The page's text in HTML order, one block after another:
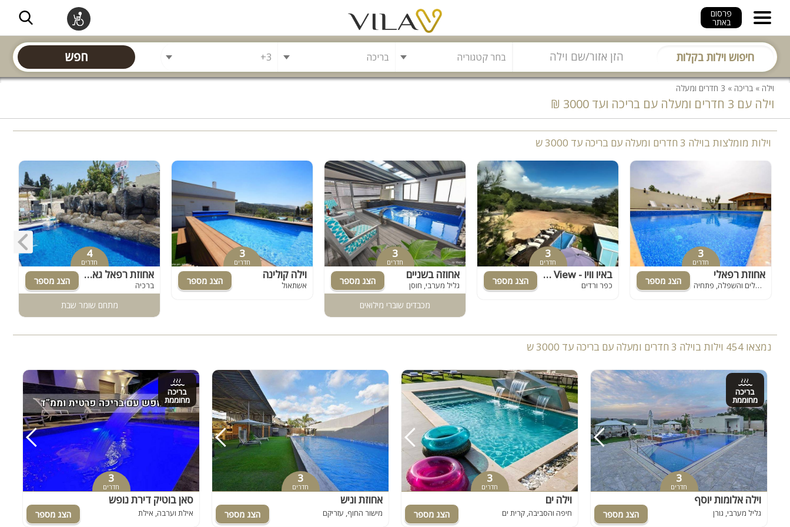
פרסום
באתר
חיפוש וילות בקלות בריכה
משחקייה לילדים
פינת מנגל
להשכרה
סאונה
קריוקי
גקוזי
שולחן סנוקר
פלייסטיישן
ארוחת בוקר
מקרן
גישה לנכים
קבוצות גדולות
בריכה מקורה
מערכת הגברה
מסך lcd
מרפסת
מטבח
חפש
וילה » בריכה » 3 חדרים ומעלה
וילה עם 3 חדרים ומעלה עם בריכה ועד 3000 ₪
וילות מומלצות בוילה 3 חדרים ומעלה עם בריכה עד 3000 ש
3
חדרים
אחוזת רפאלי
ירושלים והשפלה, פתחיה
3
חדרים
באיו וויו - Baio View
כפר ורדים
3
חדרים
אחוזה בשניים
גליל מערבי, חוסן
מכבדים שוברי מילואים
3
חדרים
וילה קולינה
אשתאול
4
חדרים
אחוזת רפאל גארדן
ברכיה
מתחם שומר שבת
נמצאו 454 וילות בוילה 3 חדרים ומעלה עם בריכה עד 3000 ש
בריכה
מחוממת
3
חדרים
וילה אלומות יוסף
גליל מערבי, גורן
3
חדרים
וילה ים
חיפה והסביבה, קרית ים
3
חדרים
אחוזת וניש
מישור החוף, עזריקם
בריכה
מחוממת
3
חדרים
סאן בוטיק דירת נופש
אילת וערבה, אילת